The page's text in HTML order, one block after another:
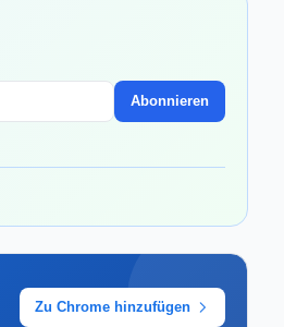
Abonnieren
Zu Chrome hinzufügen